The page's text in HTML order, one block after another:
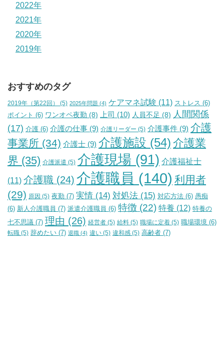
2022年
2021年
2020年
2019年
おすすめのタグ
2019年（第22回） (5) 2025年問題 (4) ケアマネ試験 (11) ストレス (6)
ポイント (6) ワンオペ夜勤 (8) 上司 (10) 人員不足 (8) 人間関係
(17) 介護 (6) 介護の仕事 (9) 介護リーダー (5) 介護事件 (9) 介護
事業所 (34) 介護士 (9) 介護施設 (54) 介護業
界 (35) 介護派遣 (5) 介護現場 (91) 介護福祉士
(11) 介護職 (24) 介護職員 (140) 利用者
(29) 原因 (5) 夜勤 (7) 実情 (14) 対処法 (15) 対応方法 (6) 愚痴
(6) 新人介護職員 (7) 派遣介護職員 (6) 特徴 (22) 特養 (12) 特養の
七不思議 (7) 理由 (26) 経営者 (5) 給料 (5) 職場に定着 (5) 職場環境 (6)
転職 (5) 辞めたい (7) 退職 (4) 違い (5) 違和感 (5) 高齢者 (7)